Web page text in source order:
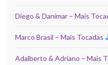
Diego & Danimar – Mais
Marco Brasil – Mais Tocadas
Adalberto & Adriano – Mais